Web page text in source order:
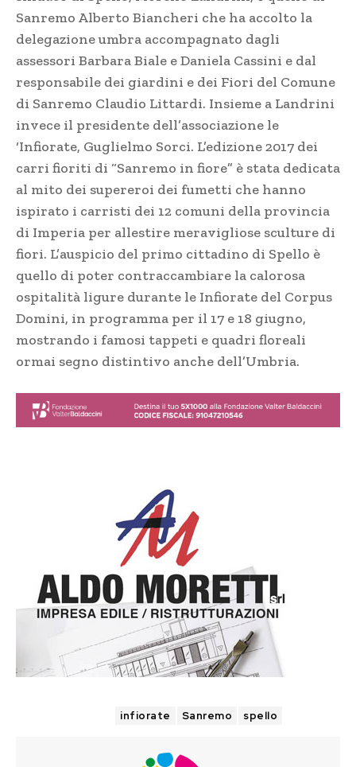
Sanremo Alberto Biancheri che ha accolto la
delegazione umbra accompagnato dagli
assessori Barbara Biale e Daniela Cassini e dal
responsabile dei giardini e dei Fiori del Comune
di Sanremo Claudio Littardi. Insieme a Landrini
invece il presidente dell’associazione le
‘Infiorate, Guglielmo Sorci. L’edizione 2017 dei
carri fioriti di “Sanremo in fiore” è stata dedicata
al mito dei supereroi dei fumetti che hanno
ispirato i carristi dei 12 comuni della provincia
di Imperia per allestire meravigliose sculture di
fiori. L’auspicio del primo cittadino di Spello è
quello di poter contraccambiare la calorosa
ospitalità ligure durante le Infiorate del Corpus
Domini, in programma per il 17 e 18 giugno,
mostrando i famosi tappeti e quadri floreali
ormai segno distintivo anche dell’Umbria.
infiorate Sanremo spello